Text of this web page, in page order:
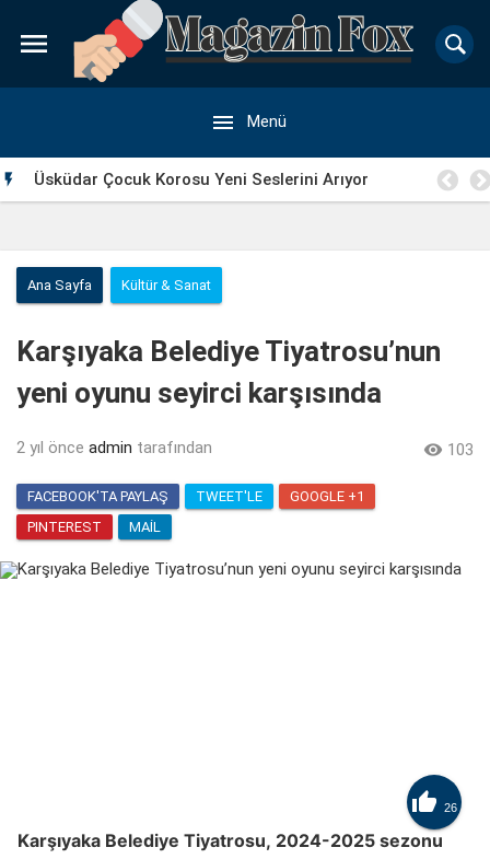

 Menü
 Üsküdar Çocuk Korosu Yeni Seslerini Arıyor
Ana Sayfa Kültür & Sanat
Karşıyaka Belediye Tiyatrosu’nun
yeni oyunu seyirci karşısında
2 yıl önce admin tarafından  103
FACEBOOK'TA PAYLAŞ TWEET'LE
GOOGLE +1
PINTEREST
MAIL
 26
Karşıyaka Belediye Tiyatrosu, 2024-2025 sezonu